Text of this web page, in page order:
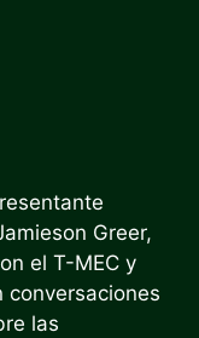
Greer,
el T-MEC y
conversaciones
las